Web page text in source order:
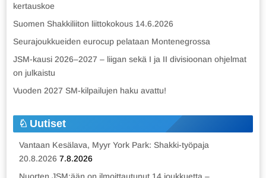
kertauskoe
Suomen Shakkiliiton liittokokous 14.6.2026
Seurajoukkueiden eurocup pelataan Montenegrossa
JSM-kausi 2026–2027 – liigan sekä I ja II divisioonan ohjelmat
on julkaistu
Vuoden 2027 SM-kilpailujen haku avattu!
Uutiset
Vantaan Kesälava, Myyr York Park: Shakki-työpaja
20.8.2026 7.8.2026
Nuorten JSM:ään on ilmoittautunut 14 joukkuetta –